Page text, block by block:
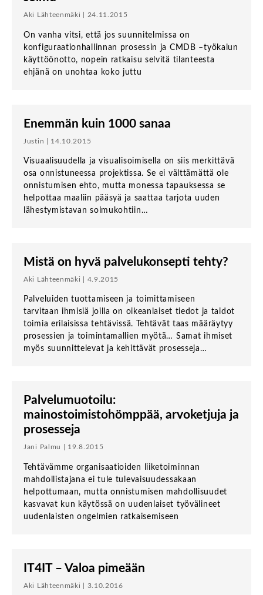
Aki Lähteenmäki | 24.11.2015
On vanha vitsi, että jos suunnitelmissa on
konfiguraationhallinnan prosessin ja CMDB –työkalun
käyttöönotto, nopein ratkaisu selvitä tilanteesta
ehjänä on unohtaa koko juttu
Enemmän kuin 1000 sanaa
Justin | 14.10.2015
Visuaalisuudella ja visualisoimisella on siis merkittävä
osa onnistuneessa projektissa. Se ei välttämättä ole
onnistumisen ehto, mutta monessa tapauksessa se
helpottaa maaliin pääsyä ja saattaa tarjota uuden
lähestymistavan solmukohtiin…
Mistä on hyvä palvelukonsepti tehty?
Aki Lähteenmäki | 4.9.2015
Palveluiden tuottamiseen ja toimittamiseen
tarvitaan ihmisiä joilla on oikeanlaiset tiedot ja taidot
toimia erilaisissa tehtävissä. Tehtävät taas määräytyy
prosessien ja toimintamallien myötä… Samat ihmiset
myös suunnittelevat ja kehittävät prosesseja…
Palvelumuotoilu:
mainostoimistohömppää, arvoketjuja ja
prosesseja
Jani Palmu | 19.8.2015
Tehtävämme organisaatioiden liiketoiminnan
mahdollistajana ei tule tulevaisuudessakaan
helpottumaan, mutta onnistumisen mahdollisuudet
kasvavat kun käytössä on uudenlaiset työvälineet
uudenlaisten ongelmien ratkaisemiseen
IT4IT – Valoa pimeään
Aki Lähteenmäki | 3.10.2016